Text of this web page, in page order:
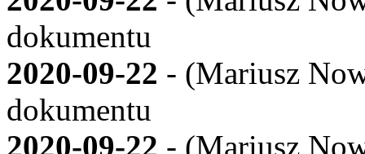
dokumentu
2020-09-22 - (Mariusz
dokumentu
2020-09-22 - (Mariusz